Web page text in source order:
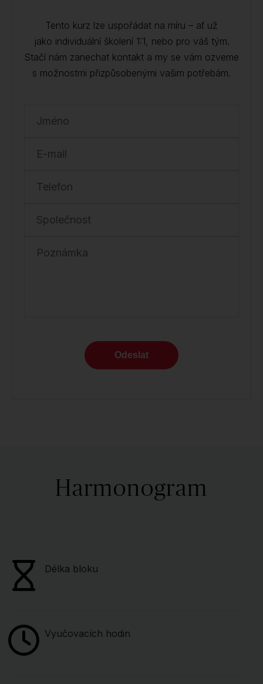
Tento kurz lze uspořádat na míru – ať už
jako individuální školení 1:1, nebo pro váš tým.
Stačí nám zanechat kontakt a my se vám ozveme
s možnostmi přizpůsobenými vašim potřebám.
Jméno
E-mail
Telefon
Společnost
Poznámka
Odeslat
Harmonogram
Délka bloku
Vyučovacích hodin